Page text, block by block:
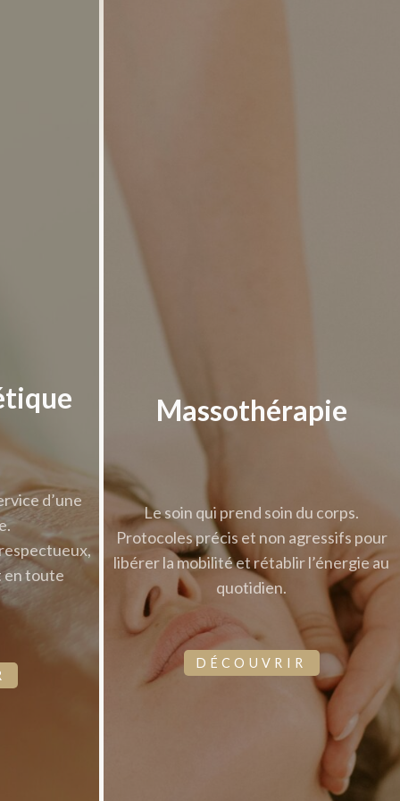
d’une
en toute
Massothérapie
Le soin qui prend soin du corps.
Protocoles précis et non agressifs pour
libérer la mobilité et rétablir l’énergie au
quotidien.
DÉCOUVRIR